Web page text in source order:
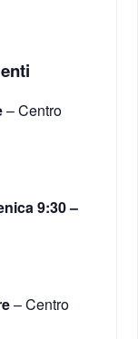
– Centro
9:30 –
– Centro